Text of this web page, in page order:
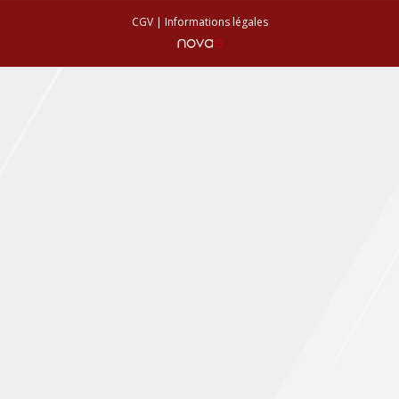
Conseils de plantation
Accès & Contact
CGV| Informations légales